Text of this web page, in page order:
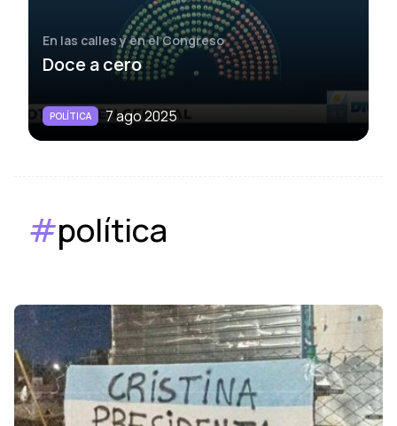
En las calles y en el Congreso
Doce a cero
POLÍTICA 7 ago 2025
#política